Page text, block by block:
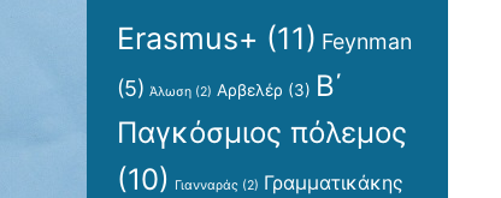
Erasmus+ (11) Feynman
(5) Άλωση (2) Αρβελέρ (3) Β΄
Παγκόσμιος πόλεμος
(10) Γιανναράς (2) Γραμματικάκης